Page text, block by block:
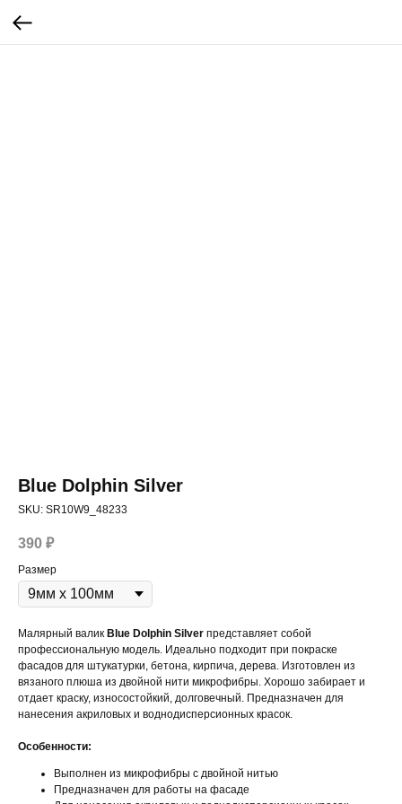
Blue Dolphin Silver
SKU: SR10W9_48233
390 ₽
Размер
Малярный валик Blue Dolphin Silver представляет собой
профессиональную модель. Идеально подходит при покраске
фасадов для штукатурки, бетона, кирпича, дерева. Изготовлен из
вязаного плюша из двойной нити микрофибры. Хорошо забирает и
отдает краску, износостойкий, долговечный. Предназначен для
нанесения акриловых и воднодисперсионных красок.
Особенности:
Выполнен из микрофибры с двойной нитью
Предназначен для работы на фасаде